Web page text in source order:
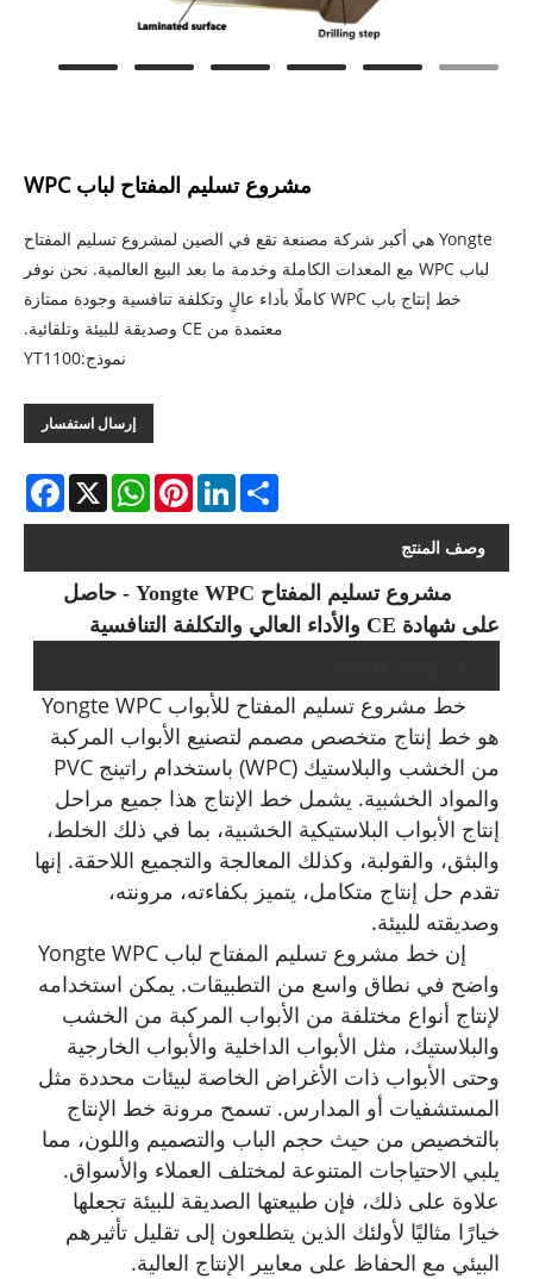
مشروع تسليم المفتاح لباب WPC
Yongte هي أكبر شركة مصنعة تقع في الصين لمشروع تسليم المفتاح
لباب WPC مع المعدات الكاملة وخدمة ما بعد البيع العالمية. نحن نوفر
خط إنتاج باب WPC كاملًا بأداء عالٍ وتكلفة تنافسية وجودة ممتازة
معتمدة من CE وصديقة للبيئة وتلقائية.
نموذج:YT1100
إرسال استفسار
X
WhatsAppPinterestLinkedInShare
وصف المنتج
مشروع تسليم المفتاح Yongte WPC - حاصل
على شهادة CE والأداء العالي والتكلفة التنافسية
خط مشروع تسليم المفتاح للأبواب Yongte WPC
هو خط إنتاج متخصص مصمم لتصنيع الأبواب المركبة
من الخشب والبلاستيك (WPC) باستخدام راتينج PVC
والمواد الخشبية. يشمل خط الإنتاج هذا جميع مراحل
إنتاج الأبواب البلاستيكية الخشبية، بما في ذلك الخلط،
والبثق، والقولبة، وكذلك المعالجة والتجميع اللاحقة. إنها
تقدم حل إنتاج متكامل، يتميز بكفاءته، مرونته،
وصديقته للبيئة.
إن خط مشروع تسليم المفتاح لباب Yongte WPC
واضح في نطاق واسع من التطبيقات. يمكن استخدامه
لإنتاج أنواع مختلفة من الأبواب المركبة من الخشب
والبلاستيك، مثل الأبواب الداخلية والأبواب الخارجية
وحتى الأبواب ذات الأغراض الخاصة لبيئات محددة مثل
المستشفيات أو المدارس. تسمح مرونة خط الإنتاج
بالتخصيص من حيث حجم الباب والتصميم واللون، مما
يلبي الاحتياجات المتنوعة لمختلف العملاء والأسواق.
علاوة على ذلك، فإن طبيعتها الصديقة للبيئة تجعلها
خيارًا مثاليًا لأولئك الذين يتطلعون إلى تقليل تأثيرهم
البيئي مع الحفاظ على معايير الإنتاج العالية.